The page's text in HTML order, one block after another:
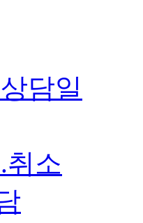
담일
소